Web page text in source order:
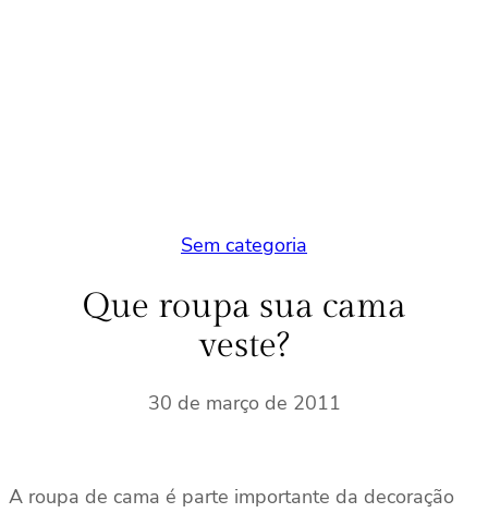
Sem categoria
Que roupa sua cama
veste?
30 de março de 2011
A roupa de cama é parte importante da decoração